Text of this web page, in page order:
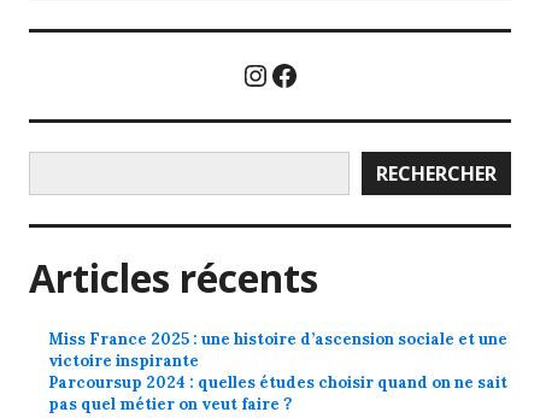
Instagram
Facebook
RECHERCHER
Articles récents
Miss France 2025 : une histoire d’ascension sociale et une
victoire inspirante
Parcoursup 2024 : quelles études choisir quand on ne sait
pas quel métier on veut faire ?